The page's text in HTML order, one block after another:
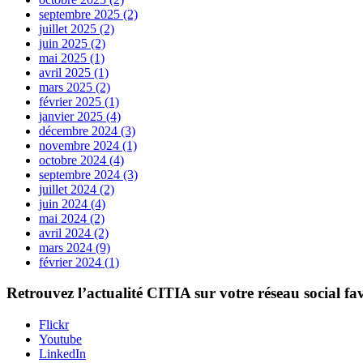
septembre 2025 (2)
juillet 2025 (2)
juin 2025 (2)
mai 2025 (1)
avril 2025 (1)
mars 2025 (2)
février 2025 (1)
janvier 2025 (4)
décembre 2024 (3)
novembre 2024 (1)
octobre 2024 (4)
septembre 2024 (3)
juillet 2024 (2)
juin 2024 (4)
mai 2024 (2)
avril 2024 (2)
mars 2024 (9)
février 2024 (1)
Retrouvez l’actualité CITIAsur votre réseau social
Flickr
Youtube
LinkedIn